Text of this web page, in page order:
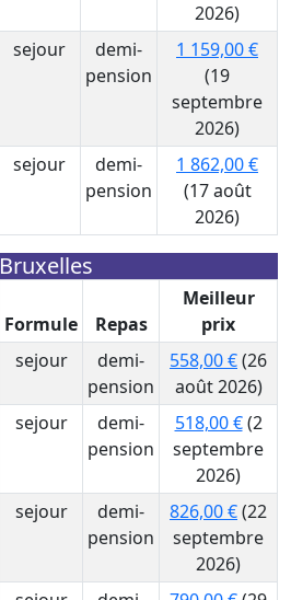
2026)
sejour
demi-
pension
1 159,00 €
(19
septembre
2026)
sejour
demi-
pension
1 862,00 €
(17 août
2026)
Bruxelles
Formule Repas
Meilleur
prix
sejour
demi-
pension
558,00 €(26
août 2026)
sejour
demi-
pension
518,00 €(2
septembre
2026)
sejour
demi-
pension
826,00 €(22
septembre
2026)